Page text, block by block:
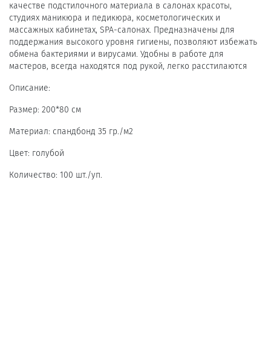
качестве подстилочного материала в салонах красоты,
студиях маникюра и педикюра, косметологических и
массажных кабинетах, SPA-салонах. Предназначены для
поддержания высокого уровня гигиены, позволяют избежать
обмена бактериями и вирусами. Удобны в работе для
мастеров, всегда находятся под рукой, легко расстилаются
Описание:
Размер: 200*80 см
Материал: спандбонд 35 гр./м2
Цвет: голубой
Количество: 100 шт./уп.